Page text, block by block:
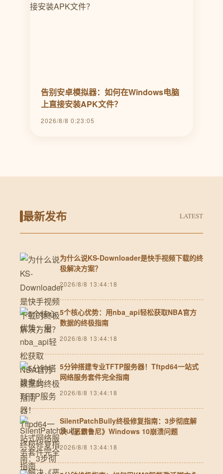
告别安卓模拟器：如何在Windows电脑
上直接安装APK文件？
2026/8/8 0:23:05
最新发布 LATEST
为什么说KS-Downloader是快手视频下载的终
极解决方案？
2026/8/8 13:44:18
5个核心优势：用nba_api轻松获取NBA官方
数据的终极指南
2026/8/8 13:44:18
5分钟搭建专业TFTP服务器！Tftpd64一站式
网络服务套件完全指南
2026/8/8 13:44:18
SilentPatchBully终极修复指南：3步彻底解
决《恶霸鲁尼》Windows 10崩溃问题
2026/8/8 13:44:18